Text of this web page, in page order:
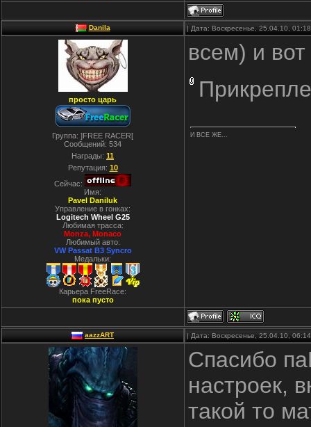
Danila | Дата: Воскресенье, 25.04.10,
просто царь
Группа: ]FREE RACER[
Сообщений: 534
Награды: 11
Репутация: 10
Сейчас:
Имя:
Pavel Daniluk
Управление в гонках:
Logitech Wheel G25
Любимая трасса:
Monza, Monaco
Любимый авто:
VW Passat B3 Syncro
Медальки:
Карьера FreeRace:
пока пусто
всем) и
И ВСЕ ЖЕ...
aazzART | Дата: Воскресенье, 25.04.10,
Спасибо
настроек,
такой то